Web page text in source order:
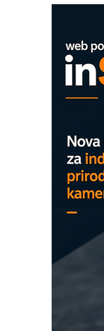
ROSA
rešenja
CTO -
obradu!